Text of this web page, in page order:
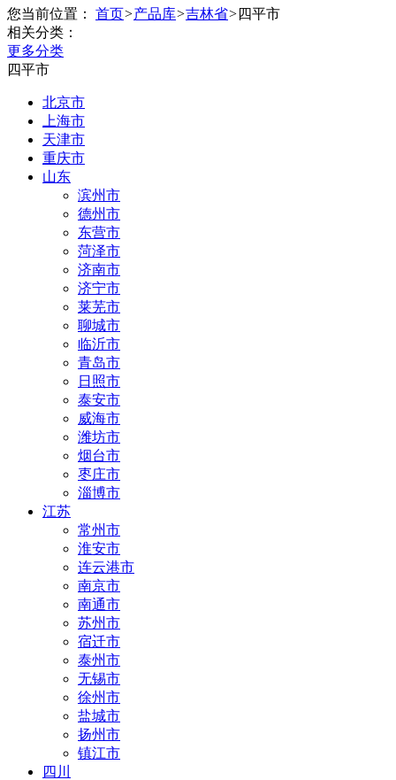
您当前位置： 首页>产品库>吉林省> 四平市
相关分类：
更多分类
四平市
北京市
上海市
天津市
重庆市
山东
滨州市
德州市
东营市
菏泽市
济南市
济宁市
莱芜市
聊城市
临沂市
青岛市
日照市
泰安市
威海市
潍坊市
烟台市
枣庄市
淄博市
江苏
常州市
淮安市
连云港市
南京市
南通市
苏州市
宿迁市
泰州市
无锡市
徐州市
盐城市
扬州市
镇江市
四川